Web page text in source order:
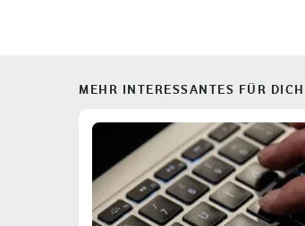
MEHR INTERESSANTES FÜR DICH